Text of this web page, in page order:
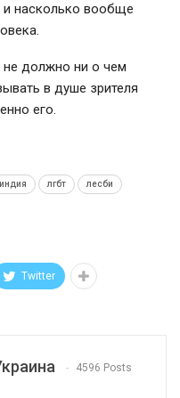
насколько вообще
должно ни о чем
в душе зрителя
его.
индия лгбт лесби
Twitter
4596 Posts